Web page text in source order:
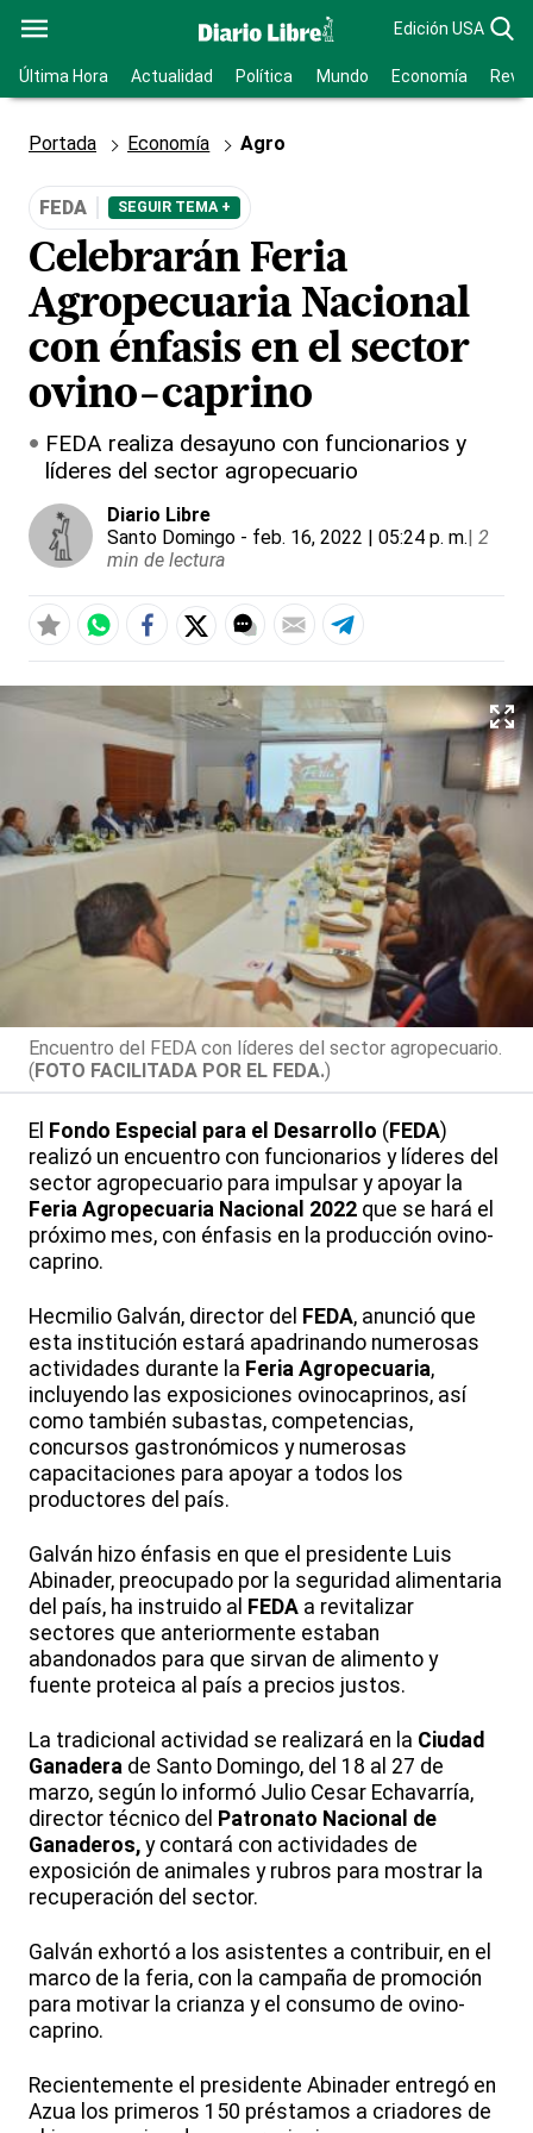
Edición USA
Última Hora Actualidad Política Mundo Economía
Portada Economía Agro
FEDA SEGUIR TEMA +
Celebrarán Feria
Agropecuaria Nacional
con énfasis en el sector
ovino-caprino
FEDA realiza desayuno con funcionarios y
líderes del sector agropecuario
Diario Libre
Santo Domingo - feb. 16, 2022 | 05:24 p. m.| 2
min de lectura
Encuentro del FEDA con líderes del sector agropecuario.
(FOTO FACILITADA POR EL FEDA.)
El Fondo Especial para el Desarrollo ( FEDA)
realizó un encuentro con funcionarios y líderes del
sector agropecuario para impulsar y apoyar la
Feria Agropecuaria Nacional 2022 que se hará el
próximo mes, con énfasis en la producción ovino-
caprino.
Hecmilio Galván, director del FEDA, anunció que
esta institución estará apadrinando numerosas
actividades durante la Feria Agropecuaria,
incluyendo las exposiciones ovinocaprinos, así
como también subastas, competencias,
concursos gastronómicos y numerosas
capacitaciones para apoyar a todos los
productores del país.
Galván hizo énfasis en que el presidente Luis
Abinader, preocupado por la seguridad alimentaria
del país, ha instruido al FEDA a revitalizar
sectores que anteriormente estaban
abandonados para que sirvan de alimento y
fuente proteica al país a precios justos.
La tradicional actividad se realizará en la Ciudad
Ganadera de Santo Domingo, del 18 al 27 de
marzo, según lo informó Julio Cesar Echavarría,
director técnico del Patronato Nacional de
Ganaderos, y contará con actividades de
exposición de animales y rubros para mostrar la
recuperación del sector.
Galván exhortó a los asistentes a contribuir, en el
marco de la feria, con la campaña de promoción
para motivar la crianza y el consumo de ovino-
caprino.
Recientemente el presidente Abinader entregó en
Azua los primeros 150 préstamos a criadores de